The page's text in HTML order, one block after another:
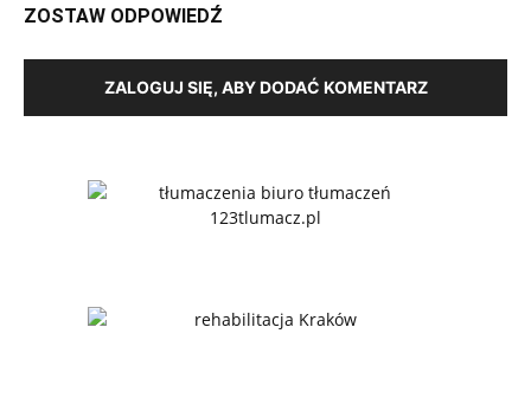
ZOSTAW ODPOWIEDŹ
ZALOGUJ SIĘ, ABY DODAĆ KOMENTARZ